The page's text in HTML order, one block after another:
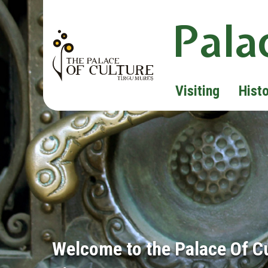
Visiting
Welcome to the Palace Of